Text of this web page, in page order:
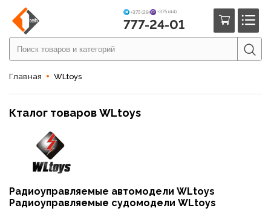
+375 (29) +375 (44)
777-24-01
Главная WLtoys
Кталог товаров WLtoys
Радиоуправляемые автомодели WLtoys
Радиоуправляемые судомодели WLtoys